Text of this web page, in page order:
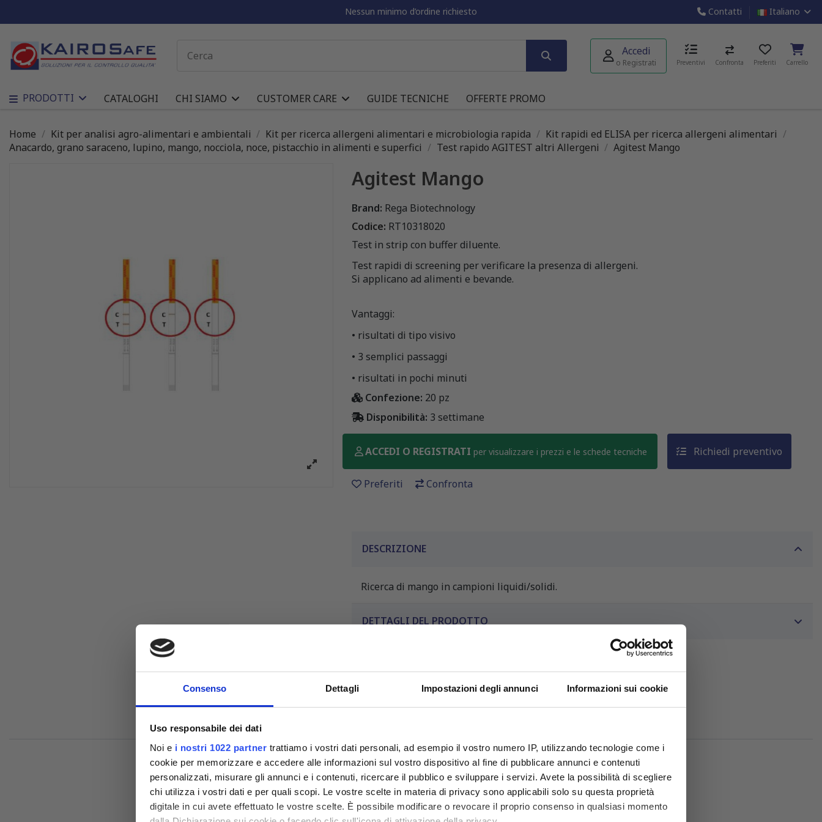
Consenso Dettagli Impostazioni degli annunci Informazioni sui cookie
Uso responsabile dei dati
Noi e i nostri 1022 partner trattiamo i vostri dati personali, ad esempio il vostro numero IP, utilizzando tecnologie come i
cookie per memorizzare e accedere alle informazioni sul vostro dispositivo al fine di pubblicare annunci e contenuti
personalizzati, misurare gli annunci e i contenuti, ricercare il pubblico e sviluppare i servizi. Avete la possibilità di scegliere
chi utilizza i vostri dati e per quali scopi. Le vostre scelte in materia di privacy sono applicabili solo su questa proprietà
digitale in cui avete effettuato le vostre scelte. È possibile modificare o revocare il proprio consenso in qualsiasi momento
Nessun minimo d’ordine richiesto Contatti Italiano
Accedi
o Registrati Preventivi Confronta Preferiti Carrello
PRODOTTI CATALOGHI CHI SIAMO CUSTOMER CARE GUIDE TECNICHE OFFERTE PROMO
Home Kit per analisi agro-alimentari e ambientali Kit per ricerca allergeni alimentari e microbiologia rapida
Kit rapidi ed ELISA per ricerca allergeni alimentari
Anacardo, grano saraceno, lupino, mango, nocciola, noce, pistacchio in alimenti e superfici
Test rapido AGITEST altri Allergeni Agitest Mango
Agitest Mango
Brand: Rega Biotechnology
Codice: RT10318020
Test in strip con buffer diluente.
Test rapidi di screening per verificare la presenza di allergeni.
Si applicano ad alimenti e bevande.
Vantaggi:
• risultati di tipo visivo
• 3 semplici passaggi
• risultati in pochi minuti
Confezione: 20 pz
Disponibilità: 3 settimane
ACCEDI O REGISTRATI per visualizzare i prezzi e le schede tecniche Richiedi preventivo
Preferiti Confronta
DESCRIZIONE
Ricerca di mango in campioni liquidi/solidi.
DETTAGLI DEL PRODOTTO
PRODOTTI CORRELATI
fino al 31 Luglio 2026
Scopri le migliori offerte del momento su molti dei
prodotti del nostro catalogo, approfittane e risparmia